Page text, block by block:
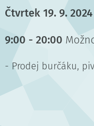
Čtvrtek 19. 9. 2024
9:00 - 20:00
- Prodej burčáku,